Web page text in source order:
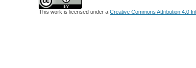
This work is licensed under aCreative Commons Attribution 4.0